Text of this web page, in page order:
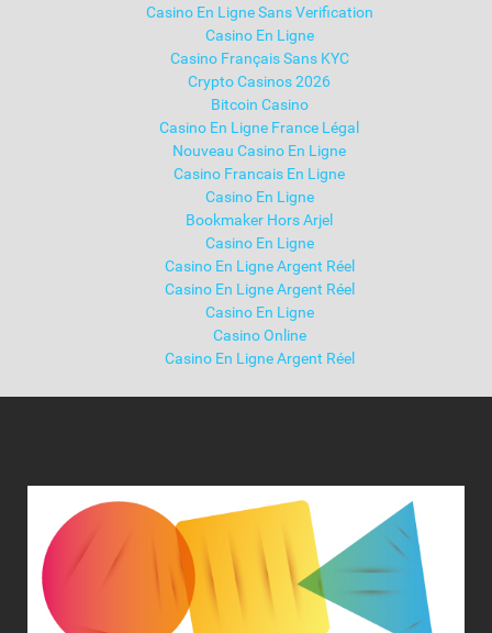
Casino En Ligne Sans Verification
Casino En Ligne
Casino Français Sans KYC
Crypto Casinos 2026
Bitcoin Casino
Casino En Ligne France Légal
Nouveau Casino En Ligne
Casino Francais En Ligne
Casino En Ligne
Bookmaker Hors Arjel
Casino En Ligne
Casino En Ligne Argent Réel
Casino En Ligne Argent Réel
Casino En Ligne
Casino Online
Casino En Ligne Argent Réel